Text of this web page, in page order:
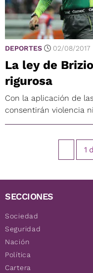
DEPORTES 02/08/2017
La ley de
rigurosa
Con la aplicación de
consentirán violencia
1
SECCIONES
Sociedad
Seguridad
Nación
Política
Cartera